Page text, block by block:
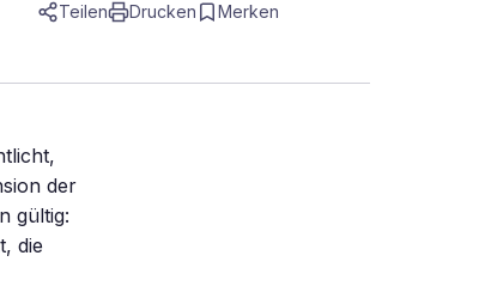
Teilen Drucken Merken
der
gültig:
die